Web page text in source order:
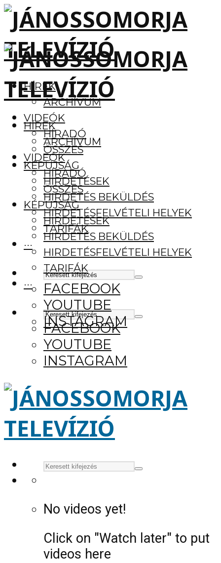
HÍREK
ARCHÍVUM
VIDEÓK
HÍRADÓ
ÖSSZES
KÉPÚJSÁG
HIRDETÉSEK
HIRDETÉS BEKÜLDÉS
HIRDETÉSFELVÉTELI HELYEK
TARIFÁK
···
FACEBOOK
YOUTUBE
INSTAGRAM
HÍREK
ARCHÍVUM
VIDEÓK
HÍRADÓ
ÖSSZES
KÉPÚJSÁG
HIRDETÉSEK
HIRDETÉS BEKÜLDÉS
HIRDETÉSFELVÉTELI HELYEK
TARIFÁK
···
FACEBOOK
YOUTUBE
INSTAGRAM
No videos yet!
Click on "Watch later" to put
videos here